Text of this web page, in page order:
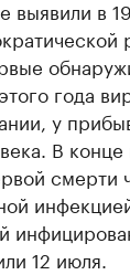
выявили в
года
у
В конце
смерти
12 июля.